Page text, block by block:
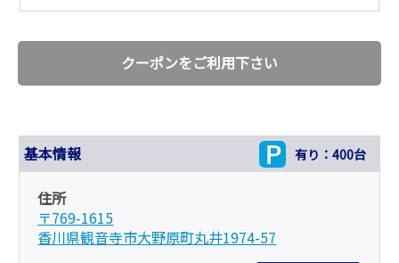
※コピー・スクリーンショット不可
クーポンをご利用下さい
基本情報 有り：400台
住所
〒769-1615
香川県観音寺市大野原町丸井1974-57